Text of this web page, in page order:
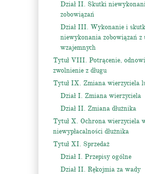
Dział II. Skutki
zobowiązań
Dział III. Wykonanie i
niewykonania zobowiązań z
wzajemnych
Tytuł VIII. Potrącenie,
zwolnienie z długu
Tytuł IX. Zmiana wierzyciela
Dział I. Zmiana wierzyciela
Dział II. Zmiana dłużnika
Tytuł X. Ochrona wierzyciela
niewypłacalności dłużnika
Tytuł XI. Sprzedaż
Dział I. Przepisy ogólne
Dział II. Rękojmia za wady